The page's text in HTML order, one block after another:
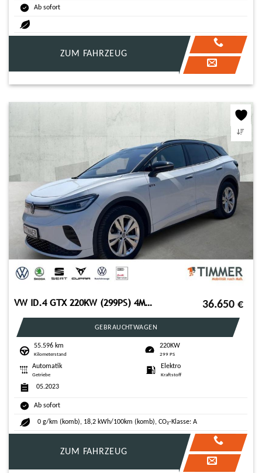
Ab sofort
ZUM FAHRZEUG
VW ID.4 GTX 220KW (299PS) 4M +AHK +WÄPU +PANO +RKAM 36.650 €
GEBRAUCHTWAGEN
55.596 km
Kilometerstand
220KW
299 PS
Automatik
Getriebe
Elektro
Kraftstoff
05.2023
Ab sofort
0 g/km (komb), 18,2 kWh/100km (komb), CO₂-Klasse: A
ZUM FAHRZEUG